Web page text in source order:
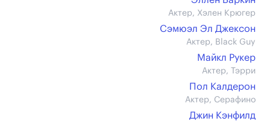
Актер, Хэлен Крюгер
Сэмюэл Эл Джексон
Актер, Black Guy
Майкл Рукер
Актер, Тэрри
Пол Калдерон
Актер, Серафино
Джин Кэнфилд